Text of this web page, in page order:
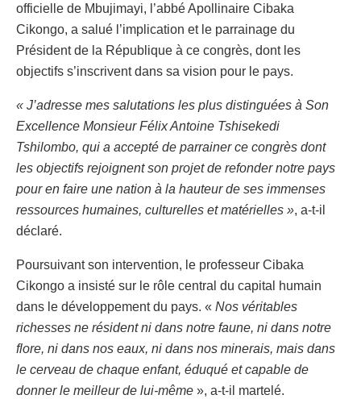
officielle de Mbujimayi, l’abbé Apollinaire Cibaka
Cikongo, a salué l’implication et le parrainage du
Président de la République à ce congrès, dont les
objectifs s’inscrivent dans sa vision pour le pays.
« J’adresse mes salutations les plus distinguées à Son
Excellence Monsieur Félix Antoine Tshisekedi
Tshilombo, qui a accepté de parrainer ce congrès dont
les objectifs rejoignent son projet de refonder notre pays
pour en faire une nation à la hauteur de ses immenses
ressources humaines, culturelles et matérielles », a-t-il
déclaré.
Poursuivant son intervention, le professeur Cibaka
Cikongo a insisté sur le rôle central du capital humain
dans le développement du pays. « Nos véritables
richesses ne résident ni dans notre faune, ni dans notre
flore, ni dans nos eaux, ni dans nos minerais, mais dans
le cerveau de chaque enfant, éduqué et capable de
donner le meilleur de lui-même », a-t-il martelé.